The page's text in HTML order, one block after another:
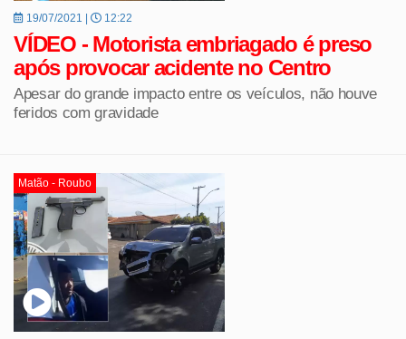
19/07/2021 | 12:22
VÍDEO - Motorista embriagado é preso
após provocar acidente no Centro
Apesar do grande impacto entre os veículos, não houve
feridos com gravidade
Matão - Roubo